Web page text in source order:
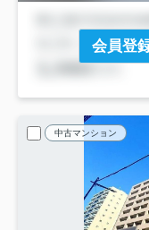
会員登
中古マンション